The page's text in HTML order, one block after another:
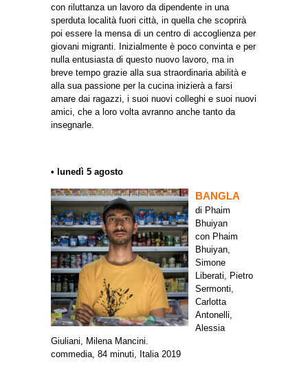
con riluttanza un lavoro da dipendente in una
sperduta località fuori città, in quella che scoprirà
poi essere la mensa di un centro di accoglienza per
giovani migranti. Inizialmente è poco convinta e per
nulla entusiasta di questo nuovo lavoro, ma in
breve tempo grazie alla sua straordinaria abilità e
alla sua passione per la cucina inizierà a farsi
amare dai ragazzi, i suoi nuovi colleghi e suoi nuovi
amici, che a loro volta avranno anche tanto da
insegnarle.
• lunedì 5 agosto
BANGLA
di Phaim
Bhuiyan
con Phaim
Bhuiyan,
Simone
Liberati, Pietro
Sermonti,
Carlotta
Antonelli,
Alessia
Giuliani, Milena Mancini.
commedia, 84 minuti, Italia 2019